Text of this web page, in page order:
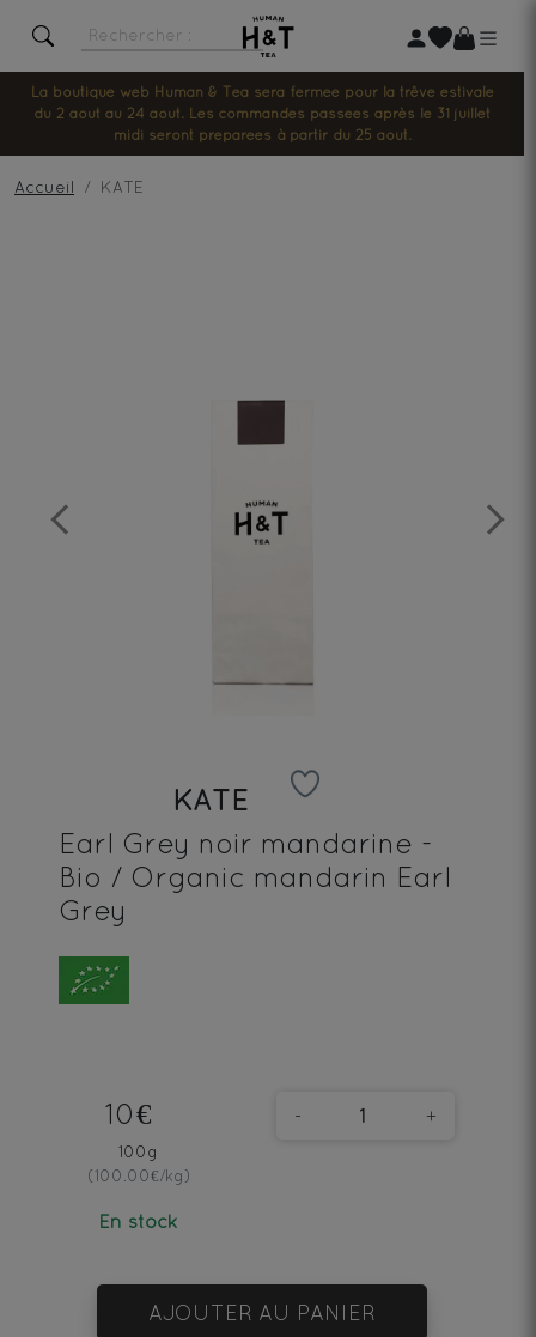
La boutique web Human & Tea sera fermée pour la trêve estivale
du 2 août au 24 août. Les commandes passées après le 31 juillet
midi seront préparées à partir du 25 août.
Accueil KATE
Previous Next
KATE
Earl Grey noir mandarine -
Bio / Organic mandarin Earl
Grey
10€
100g
(100.00€/kg)
En stock
- +
AJOUTER AU PANIER